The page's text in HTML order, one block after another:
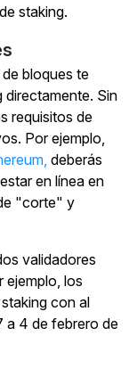
staking.
bloques te
directamente. Sin
requisitos de
Por ejemplo,
deberás
en línea en
"corte" y
validadores
ejemplo, los
con al
a 4 de febrero de